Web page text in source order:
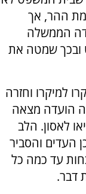
ההר, אך
הממשלה
ובכך שמטה את
למיקרו וחזרה
הועדה מצאה
לאסון. הלב
העדים והסביר
עד כמה כל
דבר.